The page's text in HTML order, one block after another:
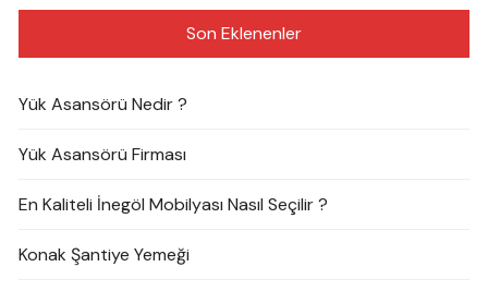
Son Eklenenler
Yük Asansörü Nedir ?
Yük Asansörü Firması
En Kaliteli İnegöl Mobilyası Nasıl Seçilir ?
Konak Şantiye Yemeği